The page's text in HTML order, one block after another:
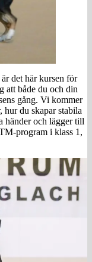
det här kursen för
att både du och din
gång. Vi kommer
hur du skapar stabila
händer och lägger till
program i klass 1,